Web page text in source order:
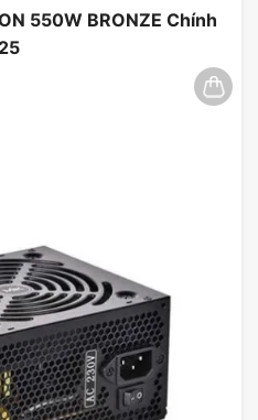
550W BRONZE Chính